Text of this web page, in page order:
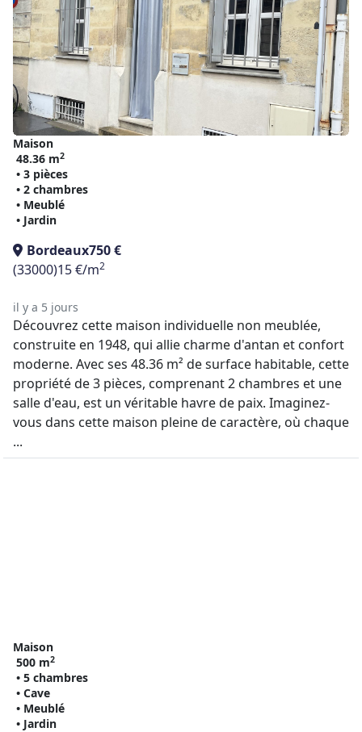
Maison
48.36 m2
• 3 pièces
• 2 chambres
• Meublé
• Jardin
Bordeaux750 €
(33000)15 €/m2
il y a 5 jours
Découvrez cette maison individuelle non meublée,
construite en 1948, qui allie charme d'antan et confort
moderne. Avec ses 48.36 m² de surface habitable, cette
propriété de 3 pièces, comprenant 2 chambres et une
salle d'eau, est un véritable havre de paix. Imaginez-
vous dans cette maison pleine de caractère, où chaque
...
Maison
500 m2
• 5 chambres
• Cave
• Meublé
• Jardin